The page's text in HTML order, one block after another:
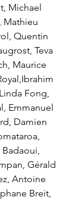
Michael
Mathieu
Quentin
Teva
Maurice
Fong,
Emmanuel
Damien
Badaoui,
Gérald
Antoine
Breit,